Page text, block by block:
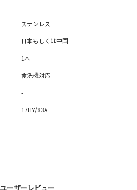
-
ステンレス
日本もしくは中国
1本
食洗機対応
-
17HY/83A
ユーザーレビュー